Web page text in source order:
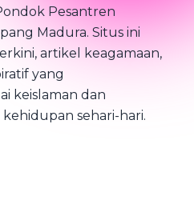
Pesantren
Madura. Situs ini
artikel keagamaan,
yang
keislaman dan
sehari-hari.